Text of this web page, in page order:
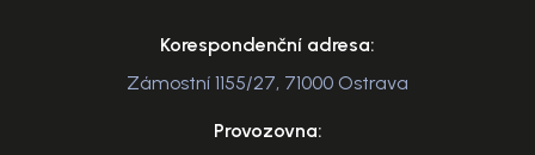
Korespondenční adresa:
Zámostní 1155/27, 71000 Ostrava
Provozovna: